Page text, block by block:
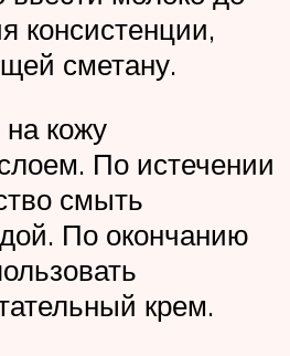
консистенции,
сметану.
кожу
По истечении
смыть
По окончанию
крем.